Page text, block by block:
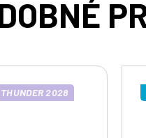
THUNDER 2028